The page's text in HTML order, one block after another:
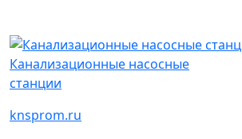
Канализационные насосные
станции
knsprom.ru